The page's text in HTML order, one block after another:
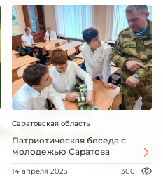
Саратовская область
Патриотическая беседа с
молодежью Саратова
14 апреля 2023 300